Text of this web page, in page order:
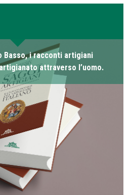
Basso, i racconti artigiani
attraverso l’uomo.